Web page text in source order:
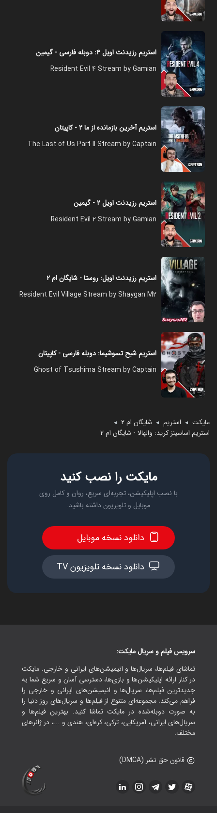
استریم رزیدنت اویل ۴: دوبله فارسی - گیمین
Resident Evil 4 Stream by Gamian
استریم آخرین بازمانده از ما ۲ - کاپیتان
The Last of Us Part II Stream by Captain
استریم رزیدنت اویل ۲ - گیمین
Resident Evil 2 Stream by Gamian
استریم رزیدنت اویل: روستا - شایگان ام ۲
Resident Evil Village Stream by Shaygan M2
استریم شبح تسوشیما: دوبله فارسی - کاپیتان
Ghost of Tsushima Stream by Captain
مایکت ◄ استریم ◄ شایگان ام 2 ◄
استریم اساسینز کرید: والهالا - شایگان ام ۲
مایکت را نصب کنید
با نصب اپلیکیشن، تجربه‌ای سریع، روان و کامل روی
موبایل و تلویزیون داشته باشید.
دانلود نسخه موبایل
دانلود نسخه تلویزیون TV
سرویس فیلم و سریال مایکت:
تماشای فیلم‌ها، سریال‌ها و انیمیشن‌های ایرانی و خارجی. مایکت
در کنار ارائه اپلیکیشن‌ها و بازی‌ها، دسترسی آسان و سریع شما به
جدیدترین فیلم‌ها، سریال‌ها و انیمیشن‌های ایرانی و خارجی را
فراهم می‌کند. مجموعه‌ای متنوع از فیلم‌ها و سریال‌های روز دنیا را
به صورت دوبله‌شده در مایکت تماشا کنید. بهترین فیلم‌ها و
سریال‌های ایرانی، آمریکایی، ترکی، کره‌ای، هندی و ...، در ژانرهای
مختلف.
قانون حق نشر (DMCA)